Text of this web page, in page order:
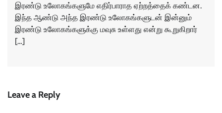
இரண்டு உலோகங்களுமே எதிர்பாராத ஏற்றத்தைக் கண்டன.
இந்த ஆண்டு அந்த இரண்டு உலோகங்களுடன் இன்னும்
இரண்டு உலோகங்களுக்கு மவுசு உள்ளது என்று கூறுகிறார்
[…]
Leave a Reply